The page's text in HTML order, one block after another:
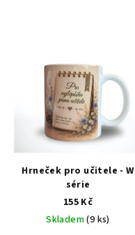
Hrneček pro učitele - W
série
155 Kč
Skladem(9 ks)